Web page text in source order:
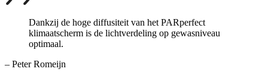
Dankzij de hoge diffusiteit van het PARperfect
klimaatscherm is de lichtverdeling op gewasniveau
optimaal.
– Peter Romeijn